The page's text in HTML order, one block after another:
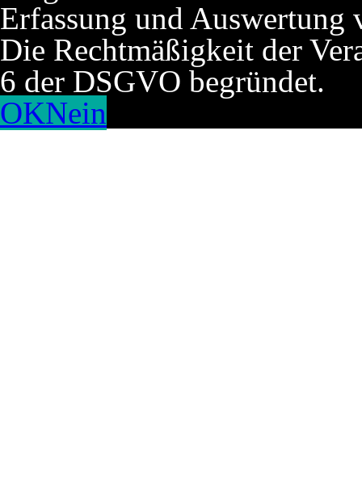
Erfassung und Auswertung
Die Rechtmäßigkeit der
6 der DSGVO begründet.
OKNein